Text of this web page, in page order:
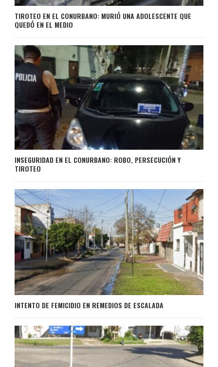
TIROTEO EN EL CONURBANO: MURIÓ UNA ADOLESCENTE QUE
QUEDÓ EN EL MEDIO
INSEGURIDAD EN EL CONURBANO: ROBO, PERSECUCIÓN Y
TIROTEO
INTENTO DE FEMICIDIO EN REMEDIOS DE ESCALADA